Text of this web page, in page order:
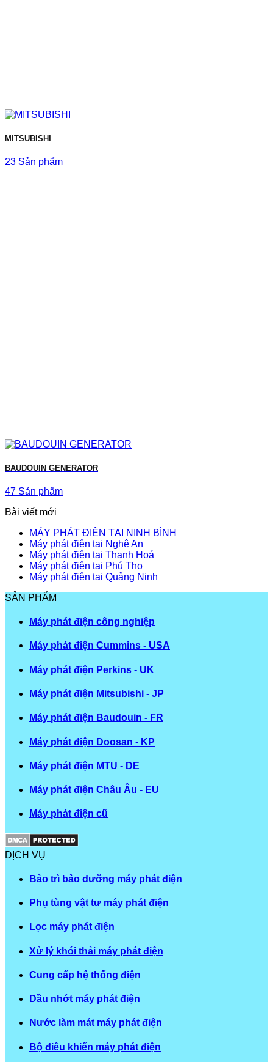
MITSUBISHI
23 Sản phẩm
BAUDOUIN GENERATOR
47 Sản phẩm
Bài viết mới
MÁY PHÁT ĐIỆN TẠI NINH BÌNH
Máy phát điện tại Nghệ An
Máy phát điện tại Thanh Hoá
Máy phát điện tại Phú Thọ
Máy phát điện tại Quảng Ninh
SẢN PHẨM
Máy phát điện công nghiệp
Máy phát điện Cummins - USA
Máy phát điện Perkins - UK
Máy phát điện Mitsubishi - JP
Máy phát điện Baudouin - FR
Máy phát điện Doosan - KP
Máy phát điện MTU - DE
Máy phát điện Châu Âu - EU
Máy phát điện cũ
DỊCH VỤ
Bảo trì bảo dưỡng máy phát điện
Phụ tùng vật tư máy phát điện
Lọc máy phát điện
Xử lý khói thải máy phát điện
Cung cấp hệ thống điện
Dầu nhớt máy phát điện
Nước làm mát máy phát điện
Bộ điêu khiển máy phát điện